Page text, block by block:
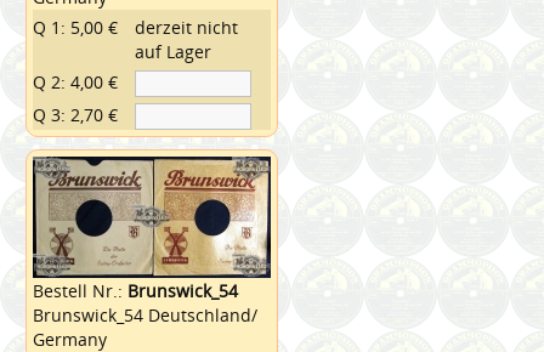
Q 1: 5,00 €
derzeit nicht
auf Lager
Q 2: 4,00 €
Q 3: 2,70 €
Bestell Nr.: Brunswick_54
Brunswick_54 Deutschland/
Germany